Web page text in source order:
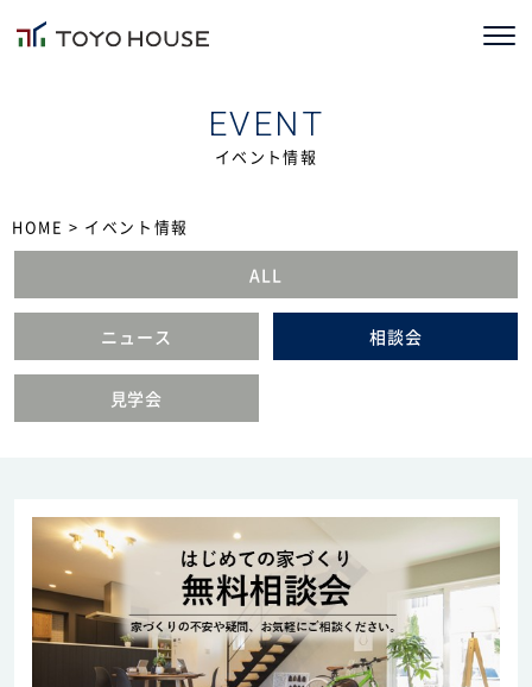
TOYOHOUSEの家づくり
お客様の声
会社情報
ニュース
0120-255-269
営業時間／9：00〜17：30
定休日／土日祝
※事前連絡で定休日も対応可
EVENT
イベント情報
HOME > イベント情報
ALL
ニュース 相談会
見学会